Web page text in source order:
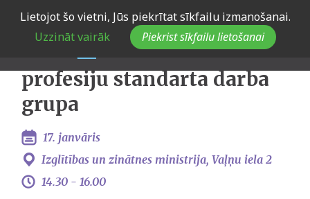
Lietojot šo vietni, Jūs piekrītat sīkfailu izmanošanai.
Uzzināt vairāk
Piekrist sīkfailu lietošanai
Jaunatnes lietu speciālistu
un jaunatnes darbinieku
profesiju standarta darba
grupa
Izglītības un zinātnes ministrija, Vaļņu iela 2
17. janvāris
14.30 - 16.00